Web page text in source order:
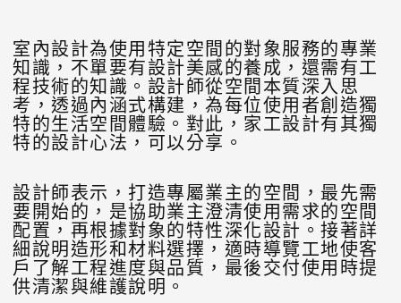
室內設計為使用特定空間的對象服務的專業
知識，不單要有設計美感的養成，還需有工
程技術的知識。設計師從空間本質深入思
考，透過內涵式構建，為每位使用者創造獨
特的生活空間體驗。對此，家工設計有其獨
特的設計心法，可以分享。
設計師表示，打造專屬業主的空間，最先需
要開始的，是協助業主澄清使用需求的空間
配置，再根據對象的特性深化設計。接著詳
細說明造形和材料選擇，適時導覽工地使客
戶了解工程進度與品質，最後交付使用時提
供清潔與維護說明。